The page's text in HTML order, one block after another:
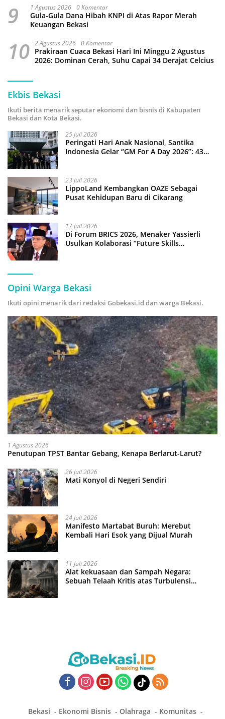
9 1 Agustus 2026 0 Komentar
Gula-Gula Dana Hibah KNPI di Atas Rapor Merah
Keuangan Bekasi
10 2 Agustus 2026 0 Komentar
Prakiraan Cuaca Bekasi Hari Ini Minggu 2 Agustus
2026: Dominan Cerah, Suhu Capai 34 Derajat Celcius
Ekbis Bekasi
Ikuti berita menarik seputar ekonomi dan bisnis di Kabupaten
Bekasi dan Kota Bekasi.
25 Juli 2026
Peringati Hari Anak Nasional, Santika
Indonesia Gelar “GM For A Day 2026”: 43
23 Juli 2026
LippoLand Kembangkan OAZE Sebagai
Pusat Kehidupan Baru di Cikarang
17 Juli 2026
Di Forum BRICS 2026, Menaker Yassierli
Usulkan Kolaborasi “Future Skills
Opini Warga Bekasi
Ikuti opini menarik dari redaksi Gobekasi.id dan warga Bekasi.
1 Agustus 2026
Penutupan TPST Bantar Gebang, Kenapa Berlarut-Larut?
26 Juli 2026
Mati Konyol di Negeri Sendiri
24 Juli 2026
Manifesto Martabat Buruh: Merebut
Kembali Hari Esok yang Dijual Murah
11 Juli 2026
Alat kekuasaan dan Sampah Negara:
Sebuah Telaah Kritis atas Turbulensi
Bekasi Ekonomi Bisnis Olahraga
Komunitas